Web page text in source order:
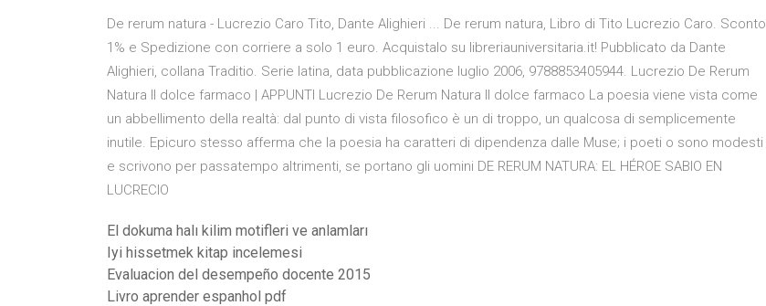
De rerum natura - Lucrezio Caro Tito, Dante Alighieri ... De rerum natura, Libro di Tito Lucrezio Caro. Sconto
1% e Spedizione con corriere a solo 1 euro. Acquistalo su libreriauniversitaria.it! Pubblicato da Dante
Alighieri, collana Traditio. Serie latina, data pubblicazione luglio 2006, 9788853405944. Lucrezio De Rerum
Natura Il dolce farmaco | APPUNTI Lucrezio De Rerum Natura Il dolce farmaco La poesia viene vista come
un abbellimento della realtà: dal punto di vista filosofico è un di troppo, un qualcosa di semplicemente
inutile. Epicuro stesso afferma che la poesia ha caratteri di dipendenza dalle Muse; i poeti o sono modesti
e scrivono per passatempo altrimenti, se portano gli uomini DE RERUM NATURA: EL HÉROE SABIO EN
LUCRECIO
El dokuma halı kilim motifleri ve anlamları
Iyi hissetmek kitap incelemesi
Evaluacion del desempeño docente 2015
Livro aprender espanhol pdf